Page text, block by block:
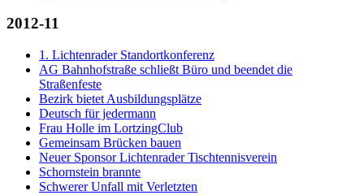
2012-11
1. Lichtenrader Standortkonferenz
AG Bahnhofstraße schließt Büro und beendet die
Straßenfeste
Bezirk bietet Ausbildungsplätze
Deutsch für jedermann
Frau Holle im LortzingClub
Gemeinsam Brücken bauen
Neuer Sponsor Lichtenrader Tischtennisverein
Schornstein brannte
Schwerer Unfall mit Verletzten